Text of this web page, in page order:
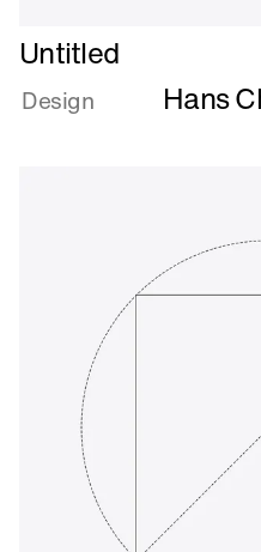
Læs
mere
om
Untitled
Design Hans